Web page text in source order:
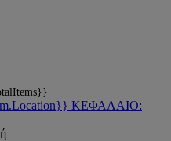
ΚΕΦΑΛΑΙΟ: